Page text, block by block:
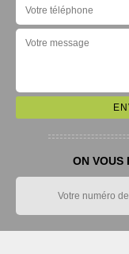
ON VOUS